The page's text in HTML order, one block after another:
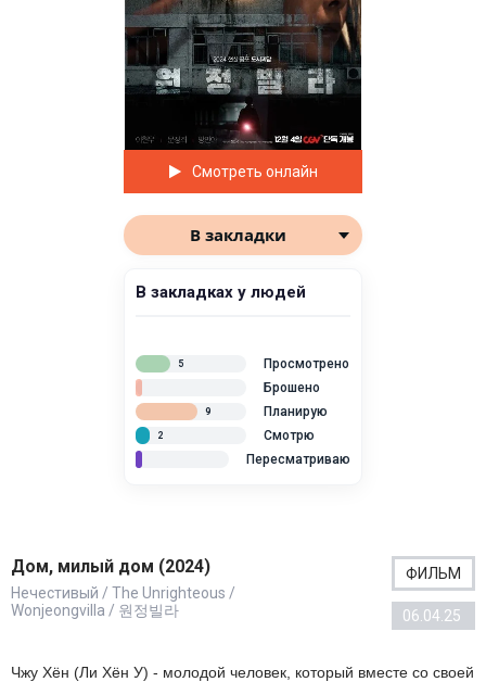
Смотреть онлайн
В закладки
В закладках у людей
Просмотрено
5
Брошено
Планирую
9
Смотрю
2
Пересматриваю
Дом, милый дом (2024)
Нечестивый / The Unrighteous /
Wonjeongvilla / 원정빌라
ФИЛЬМ
06.04.25
Чжу Хён (Ли Хён У) - молодой человек, который вместе со своей